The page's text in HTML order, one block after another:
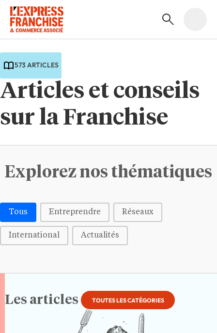
Articles et conseils
sur la Franchise
573 ARTICLES
Explorez nos thématiques
Médias | Thématiques - Buttons
Tous Entreprendre Réseaux
International Actualités
Les articles TOUTES LES CATÉGORIES